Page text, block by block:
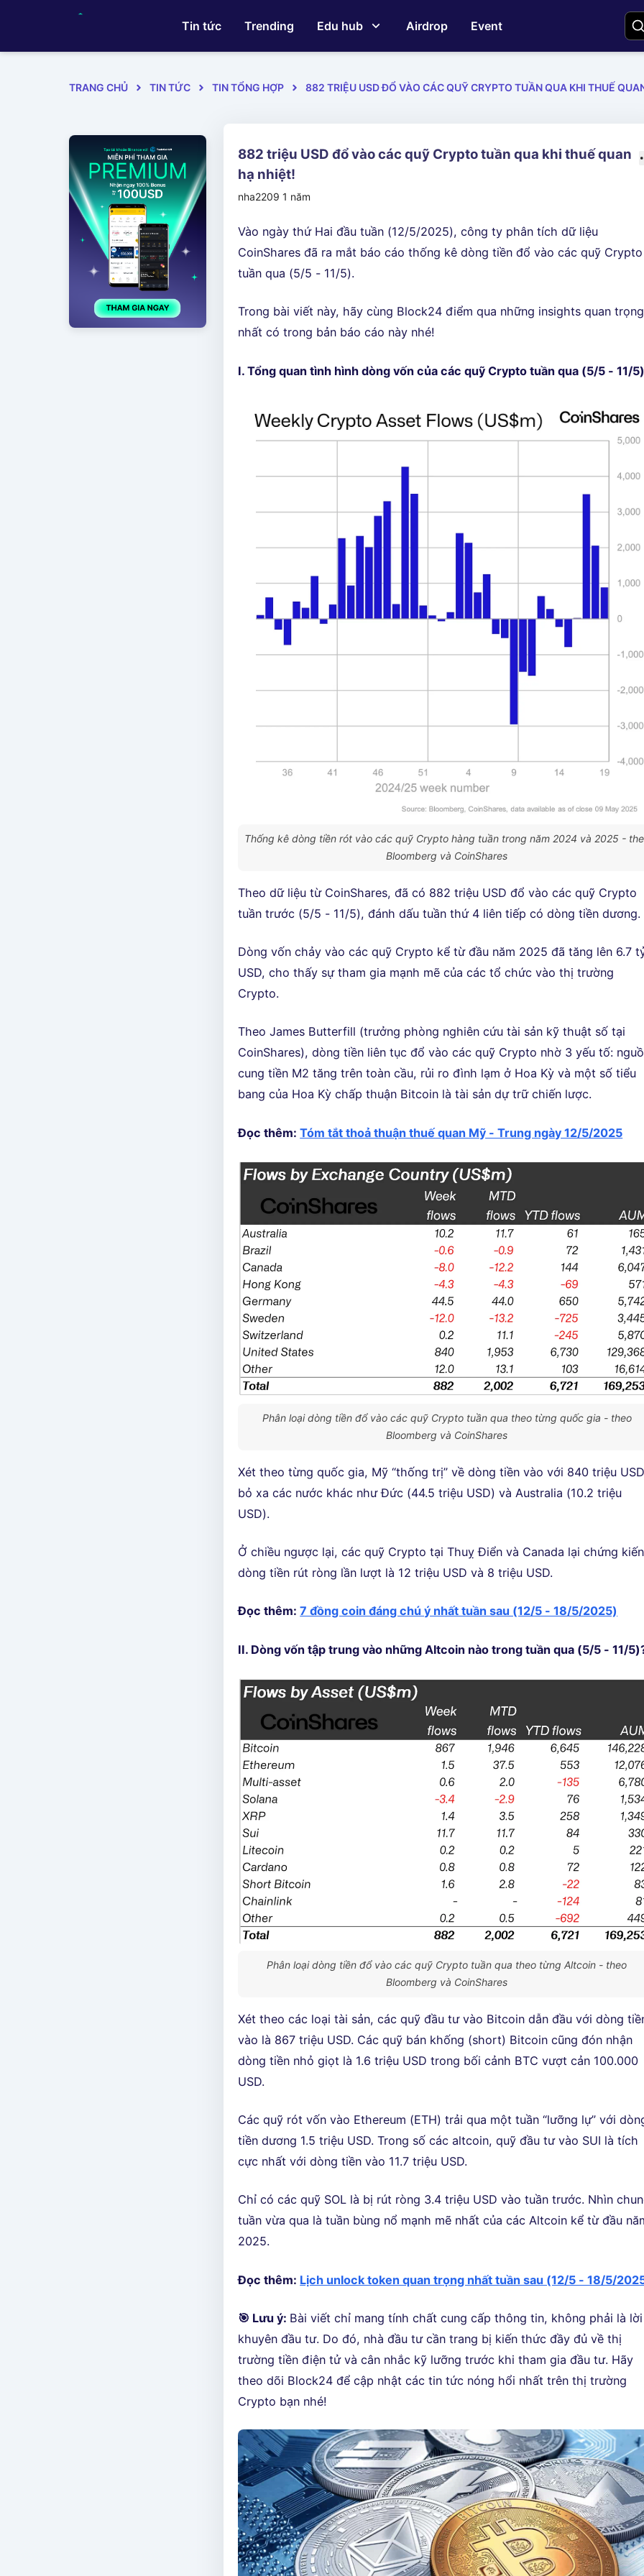
Tin tức Trending Edu hub Airdrop Event
TRANG CHỦ TIN TỨC TIN TỔNG HỢP 882 TRIỆU USD ĐỔ VÀO CÁC QUỸ CRYPTO TUẦN QUA KHI THUẾ
882 triệu USD đổ vào các quỹ Crypto tuần qua khi thuế quan
hạ nhiệt!
nha2209 1 năm
Vào ngày thứ Hai đầu tuần (12/5/2025), công ty phân tích dữ liệu
CoinShares đã ra mắt báo cáo thống kê dòng tiền đổ vào các quỹ Crypto
tuần qua (5/5 - 11/5).
Trong bài viết này, hãy cùng Block24 điểm qua những insights quan trọng
nhất có trong bản báo cáo này nhé!
I. Tổng quan tình hình dòng vốn của các quỹ Crypto tuần qua (5/5 - 11/
Thống kê dòng tiền rót vào các quỹ Crypto hàng tuần trong năm 2024 và 2025 -
Bloomberg và CoinShares
Theo dữ liệu từ CoinShares, đã có 882 triệu USD đổ vào các quỹ Crypto
tuần trước (5/5 - 11/5), đánh dấu tuần thứ 4 liên tiếp có dòng tiền dương.
Dòng vốn chảy vào các quỹ Crypto kể từ đầu năm 2025 đã tăng lên 6.7
USD, cho thấy sự tham gia mạnh mẽ của các tổ chức vào thị trường
Crypto.
Theo James Butterfill (trưởng phòng nghiên cứu tài sản kỹ thuật số tại
CoinShares), dòng tiền liên tục đổ vào các quỹ Crypto nhờ 3 yếu tố:
cung tiền M2 tăng trên toàn cầu, rủi ro đình lạm ở Hoa Kỳ và một số tiểu
bang của Hoa Kỳ chấp thuận Bitcoin là tài sản dự trữ chiến lược.
Đọc thêm:Tóm tắt thoả thuận thuế quan Mỹ - Trung ngày 12/5/2025
Phân loại dòng tiền đổ vào các quỹ Crypto tuần qua theo từng quốc gia - theo
Bloomberg và CoinShares
Xét theo từng quốc gia, Mỹ “thống trị” về dòng tiền vào với 840 triệu
bỏ xa các nước khác như Đức (44.5 triệu USD) và Australia (10.2 triệu
USD).
Ở chiều ngược lại, các quỹ Crypto tại Thuỵ Điển và Canada lại chứng kiến
dòng tiền rút ròng lần lượt là 12 triệu USD và 8 triệu USD.
Đọc thêm:7 đồng coin đáng chú ý nhất tuần sau (12/5 - 18/5/2025)
II. Dòng vốn tập trung vào những Altcoin nào trong tuần qua (5/5 - 11/
Phân loại dòng tiền đổ vào các quỹ Crypto tuần qua theo từng Altcoin - theo
Bloomberg và CoinShares
Xét theo các loại tài sản, các quỹ đầu tư vào Bitcoin dẫn đầu với dòng
vào là 867 triệu USD. Các quỹ bán khống (short) Bitcoin cũng đón nhận
dòng tiền nhỏ giọt là 1.6 triệu USD trong bối cảnh BTC vượt cản 100.000
USD.
Các quỹ rót vốn vào Ethereum (ETH) trải qua một tuần “lưỡng lự” với
tiền dương 1.5 triệu USD. Trong số các altcoin, quỹ đầu tư vào SUI là tích
cực nhất với dòng tiền vào 11.7 triệu USD.
Chỉ có các quỹ SOL là bị rút ròng 3.4 triệu USD vào tuần trước. Nhìn
tuần vừa qua là tuần bùng nổ mạnh mẽ nhất của các Altcoin kể từ đầu
2025.
Đọc thêm: Lịch unlock token quan trọng nhất tuần sau (12/5 - 18/5/
🎯 Lưu ý: Bài viết chỉ mang tính chất cung cấp thông tin, không phải là lời
khuyên đầu tư. Do đó, nhà đầu tư cần trang bị kiến thức đầy đủ về thị
trường tiền điện tử và cân nhắc kỹ lưỡng trước khi tham gia đầu tư. Hãy
theo dõi Block24 để cập nhật các tin tức nóng hổi nhất trên thị trường
Crypto bạn nhé!